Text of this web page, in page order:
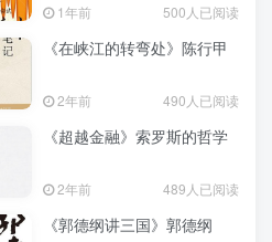
1年前 500人已阅读
《在峡江的转弯处》陈行甲
2年前 490人已阅读
《超越金融》索罗斯的哲学
2年前 489人已阅读
《郭德纲讲三国》郭德纲